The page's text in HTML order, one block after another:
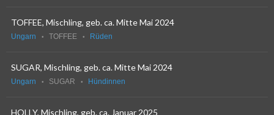
TOFFEE, Mischling, geb. ca. Mitte Mai 2024
Ungarn TOFFEE Rüden
SUGAR, Mischling, geb. ca. Mitte Mai 2024
Ungarn SUGAR Hündinnen
HOLLY, Mischling, geb. ca. Januar 2025